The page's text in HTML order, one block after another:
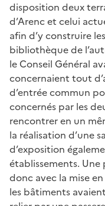
disposition deux
d’Arenc et celui
afin d’y construire
bibliothèque de
le Conseil Général
concernaient tout
d’entrée commun
concernés par les
rencontrer en un
la réalisation d’une
d’exposition
établissements.
donc avec la mise
les bâtiments